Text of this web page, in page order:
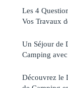
Les 4
Vos Travaux
Un Séjour de
Camping
Découvrez le